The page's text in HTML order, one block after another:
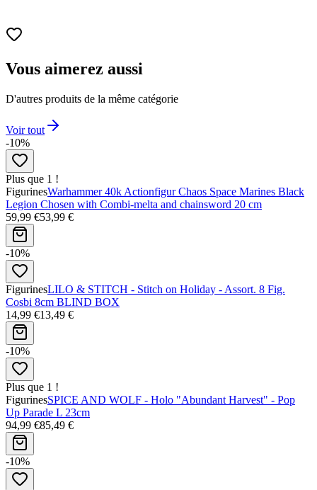
Vous aimerez aussi
D'autres produits de la même catégorie
Voir tout
-10%
Plus que 1 !
FigurinesWarhammer 40k Actionfigur Chaos Space Marines Black
Legion Chosen with Combi-melta and chainsword 20 cm
59,99 €53,99 €
-10%
FigurinesLILO & STITCH - Stitch on Holiday - Assort. 8 Fig.
Cosbi 8cm BLIND BOX
14,99 €13,49 €
-10%
Plus que 1 !
FigurinesSPICE AND WOLF - Holo "Abundant Harvest" - Pop
Up Parade L 23cm
94,99 €85,49 €
-10%